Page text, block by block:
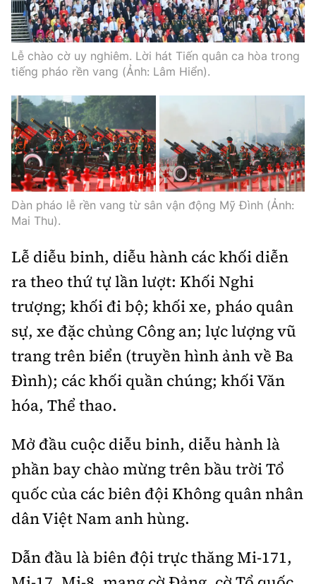
Lễ chào cờ uy nghiêm. Lời hát Tiến quân ca hòa trong
tiếng pháo rền vang (Ảnh: Lâm Hiển).
Dàn pháo lễ rền vang từ sân vận động Mỹ Đình (Ảnh:
Mai Thu).
Lễ diễu binh, diễu hành các khối diễn
ra theo thứ tự lần lượt: Khối Nghi
trượng; khối đi bộ; khối xe, pháo quân
sự, xe đặc chủng Công an; lực lượng vũ
trang trên biển (truyền hình ảnh về Ba
Đình); các khối quần chúng; khối Văn
hóa, Thể thao.
Mở đầu cuộc diễu binh, diễu hành là
phần bay chào mừng trên bầu trời Tổ
quốc của các biên đội Không quân nhân
dân Việt Nam anh hùng.
Dẫn đầu là biên đội trực thăng Mi-171,